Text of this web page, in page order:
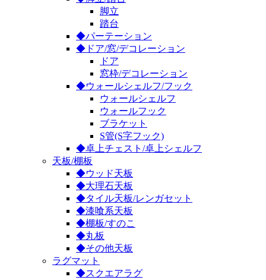
脚立
踏台
◆パーテーション
◆ドア/窓/デコレーション
ドア
窓枠/デコレーション
◆ウォールシェルフ/フック
ウォールシェルフ
ウォールフック
ブラケット
S管(S字フック)
◆卓上チェスト/卓上シェルフ
天板/棚板
◆ウッド天板
◆大理石天板
◆タイル天板/レンガセット
◆漆喰系天板
◆棚板/すのこ
◆丸板
◆その他天板
ラグマット
◆スクエアラグ